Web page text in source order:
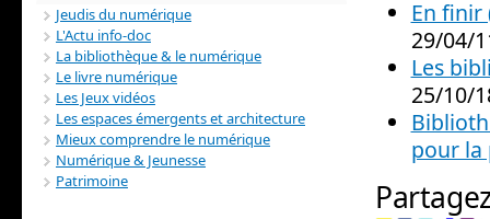
En finir
29/04/
Les
25/10/
pour la
Jeudis du numérique
L'Actu info-doc
La bibliothèque & le numérique
Le livre numérique
Les Jeux vidéos
Les espaces émergents et architecture
Mieux comprendre le numérique
Numérique & Jeunesse
Patrimoine